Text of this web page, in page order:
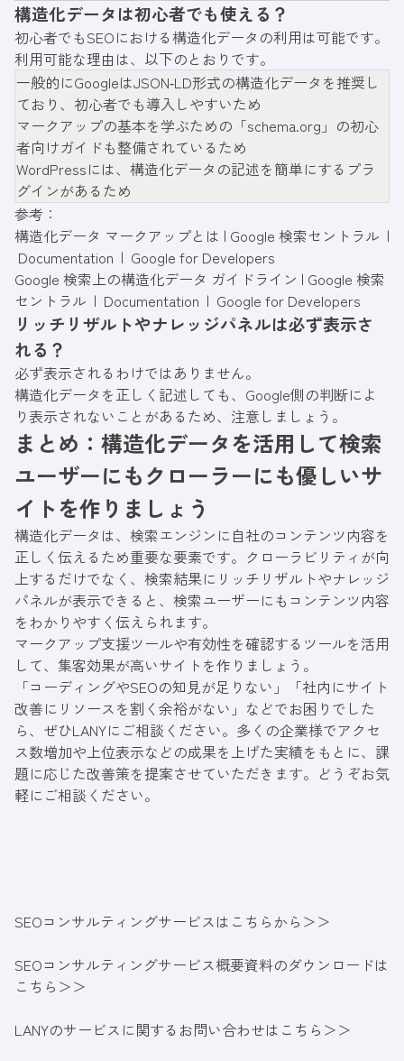
エンジンでホームページを上位表示...
構造化データは初心者でも使える？
初心者でもSEOにおける構造化データの利用は可能です。
利用可能な理由は、以下のとおりです。
一般的にGoogleはJSON‑LD形式の構造化データを推奨し
ており、初心者でも導入しやすいため
マークアップの基本を学ぶための「schema.org 」の初心
者向けガイドも整備されているため
WordPressには、構造化データの記述を簡単にするプラ
グインがあるため
参考：
構造化データ マークアップとは | Google 検索セントラル |
Documentation | Google for Developers
Google 検索上の構造化データ ガイドライン | Google 検索
セントラル | Documentation | Google for Developers
リッチリザルトやナレッジパネルは必ず表示さ
れる？
必ず表示されるわけではありません。
構造化データを正しく記述しても、Google側の判断によ
り表示されないことがあるため、注意しましょう。
まとめ：構造化データを活用して検索
ユーザーにもクローラーにも優しいサ
イトを作りましょう
構造化データは、検索エンジンに自社のコンテンツ内容を
正しく伝えるため重要な要素です。クローラビリティが向
上するだけでなく、検索結果にリッチリザルトやナレッジ
パネルが表示できると、検索ユーザーにもコンテンツ内容
をわかりやすく伝えられます。
マークアップ支援ツールや有効性を確認するツールを活用
して、集客効果が高いサイトを作りましょう。
「コーディングやSEOの知見が足りない」「社内にサイト
改善にリソースを割く余裕がない」などでお困りでした
ら、ぜひLANYにご相談ください。多くの企業様でアクセ
ス数増加や上位表示などの成果を上げた実績をもとに、課
題に応じた改善策を提案させていただきます。どうぞお気
軽にご相談ください。
SEOコンサルティングサービスはこちらから＞＞
SEOコンサルティングサービス概要資料のダウンロードは
こちら＞＞
LANYのサービスに関するお問い合わせはこちら＞＞